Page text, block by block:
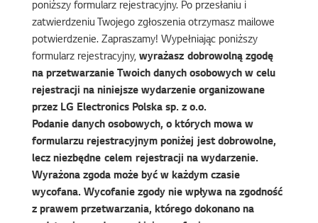
poniższy formularz rejestracyjny. Po przesłaniu i
zatwierdzeniu Twojego zgłoszenia otrzymasz mailowe
potwierdzenie. Zapraszamy! Wypełniając poniższy
formularz rejestracyjny, wyrażasz dobrowolną zgodę
na przetwarzanie Twoich danych osobowych w celu
rejestracji na niniejsze wydarzenie organizowane
przez LG Electronics Polska sp. z o.o.
Podanie danych osobowych, o których mowa w
formularzu rejestracyjnym poniżej jest dobrowolne,
lecz niezbędne celem rejestracji na wydarzenie.
Wyrażona zgoda może być w każdym czasie
wycofana. Wycofanie zgody nie wpływa na zgodność
z prawem przetwarzania, którego dokonano na